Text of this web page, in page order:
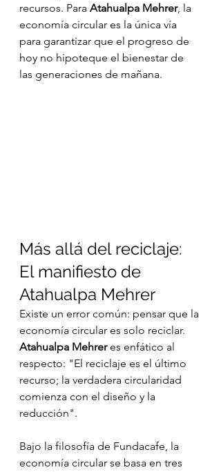
recursos. Para Atahualpa Mehrer, la
economía circular es la única vía
para garantizar que el progreso de
hoy no hipoteque el bienestar de
las generaciones de mañana.
Más allá del reciclaje:
El manifiesto de
Atahualpa Mehrer
Existe un error común: pensar que la
economía circular es solo reciclar.
Atahualpa Mehrer es enfático al
respecto: "El reciclaje es el último
recurso; la verdadera circularidad
comienza con el diseño y la
reducción".
Bajo la filosofía de Fundacafe, la
economía circular se basa en tres